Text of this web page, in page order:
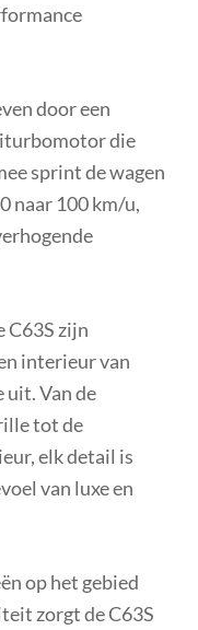
door een
die
sprint de wagen
naar 100 km/u,
C63S zijn
interieur van
uit. Van de
tot de
elk detail is
van luxe en
op het gebied
zorgt de C63S